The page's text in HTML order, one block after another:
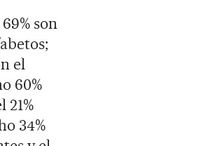
son
el
60%
21%
34%